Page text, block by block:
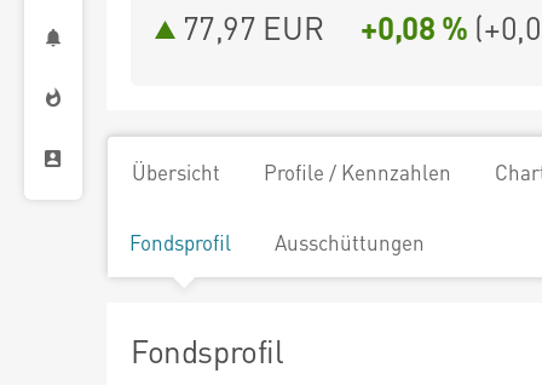
77,97 EUR +0,08 % (
Übersicht Profile / Kennzahlen
Fondsprofil Ausschüttungen
Fondsprofil